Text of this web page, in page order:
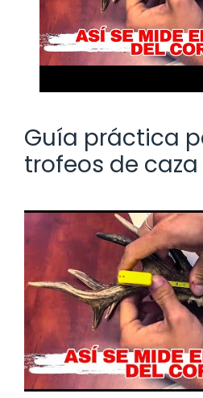
Guía práctica
trofeos de caza